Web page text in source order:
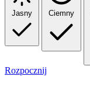
Jasny Ciemny
Rozpocznij